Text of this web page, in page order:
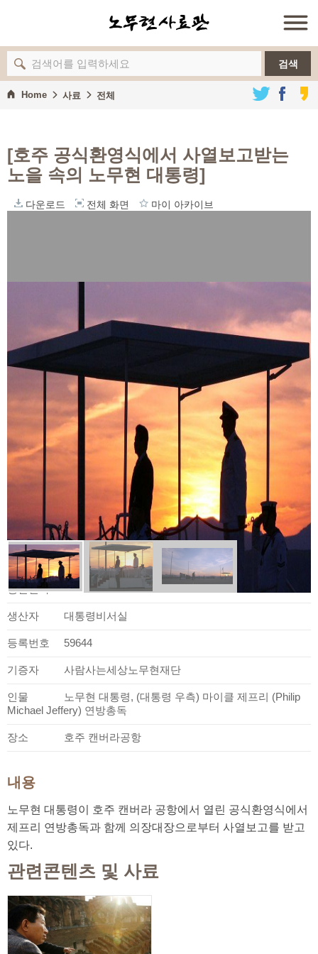
검색
Home 사료 전체
[호주 공식환영식에서 사열보고받는
노을 속의 노무현 대통령]
다운로드 전체 화면 마이 아카이브
사료정보
생산일자 2006.12.05.
생산자 대통령비서실
등록번호 59644
기증자 사람사는세상노무현재단
인물
노무현 대통령, (대통령 우측) 마이클 제프리 (Philip
Michael Jeffery) 연방총독
장소 호주 캔버라공항
내용
노무현 대통령이 호주 캔버라 공항에서 열린 공식환영식에서
제프리 연방총독과 함께 의장대장으로부터 사열보고를 받고
있다.
관련콘텐츠 및 사료